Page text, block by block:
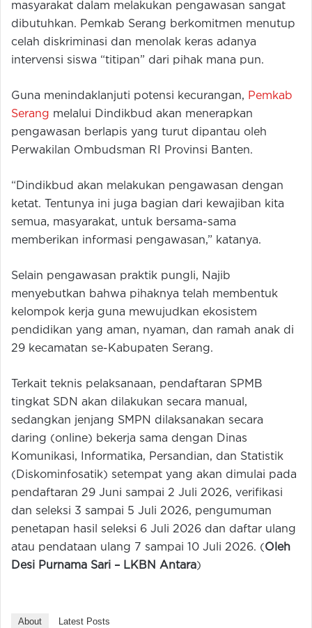
masyarakat dalam melakukan pengawasan sangat
dibutuhkan. Pemkab Serang berkomitmen menutup
celah diskriminasi dan menolak keras adanya
intervensi siswa “titipan” dari pihak mana pun.
Guna menindaklanjuti potensi kecurangan, Pemkab
Serang melalui Dindikbud akan menerapkan
pengawasan berlapis yang turut dipantau oleh
Perwakilan Ombudsman RI Provinsi Banten.
“Dindikbud akan melakukan pengawasan dengan
ketat. Tentunya ini juga bagian dari kewajiban kita
semua, masyarakat, untuk bersama-sama
memberikan informasi pengawasan,” katanya.
Selain pengawasan praktik pungli, Najib
menyebutkan bahwa pihaknya telah membentuk
kelompok kerja guna mewujudkan ekosistem
pendidikan yang aman, nyaman, dan ramah anak di
29 kecamatan se-Kabupaten Serang.
Terkait teknis pelaksanaan, pendaftaran SPMB
tingkat SDN akan dilakukan secara manual,
sedangkan jenjang SMPN dilaksanakan secara
daring (online) bekerja sama dengan Dinas
Komunikasi, Informatika, Persandian, dan Statistik
(Diskominfosatik) setempat yang akan dimulai pada
pendaftaran 29 Juni sampai 2 Juli 2026, verifikasi
dan seleksi 3 sampai 5 Juli 2026, pengumuman
penetapan hasil seleksi 6 Juli 2026 dan daftar ulang
atau pendataan ulang 7 sampai 10 Juli 2026. (Oleh
Desi Purnama Sari – LKBN Antara)
About Latest Posts